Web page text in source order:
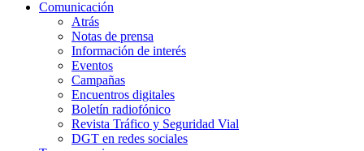
Comunicación
Atrás
Notas de prensa
Información de interés
Eventos
Campañas
Encuentros digitales
Boletín radiofónico
Revista Tráfico y Seguridad Vial
DGT en redes sociales